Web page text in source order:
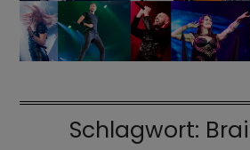
Schlagwort: